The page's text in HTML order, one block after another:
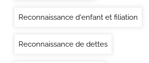
Reconnaissance d'enfant et filiation
Reconnaissance de dettes